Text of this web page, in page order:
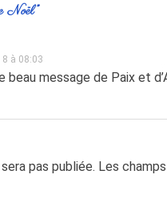
Noël”
à 08:03
beau message de Paix et
pas publiée. Les